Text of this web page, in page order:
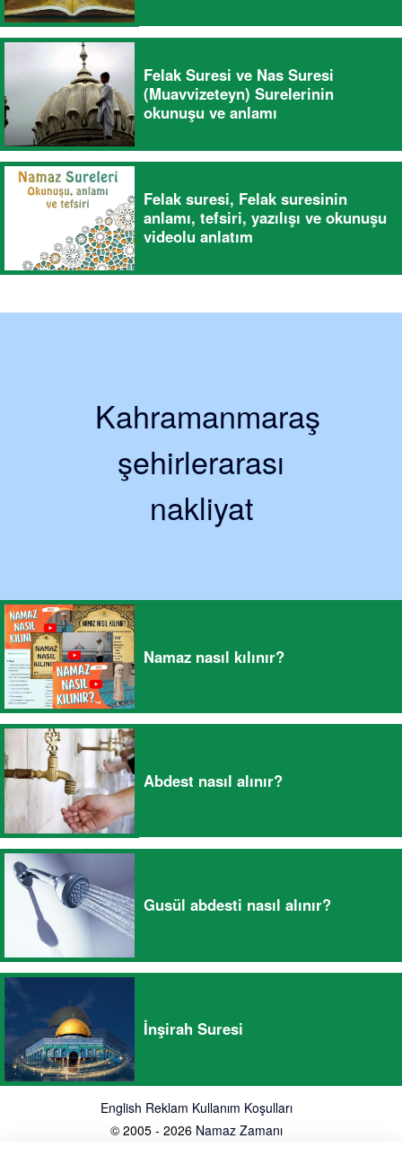
Felak Suresi ve Nas Suresi
(Muavvizeteyn) Surelerinin
okunuşu ve anlamı
Felak suresi, Felak suresinin
anlamı, tefsiri, yazılışı ve okunuşu
videolu anlatım
Kahramanmaraş
şehirlerarası
nakliyat
Namaz nasıl kılınır?
Abdest nasıl alınır?
Gusül abdesti nasıl alınır?
İnşirah Suresi
English Reklam Kullanım Koşulları
© 2005 - 2026 Namaz Zamanı